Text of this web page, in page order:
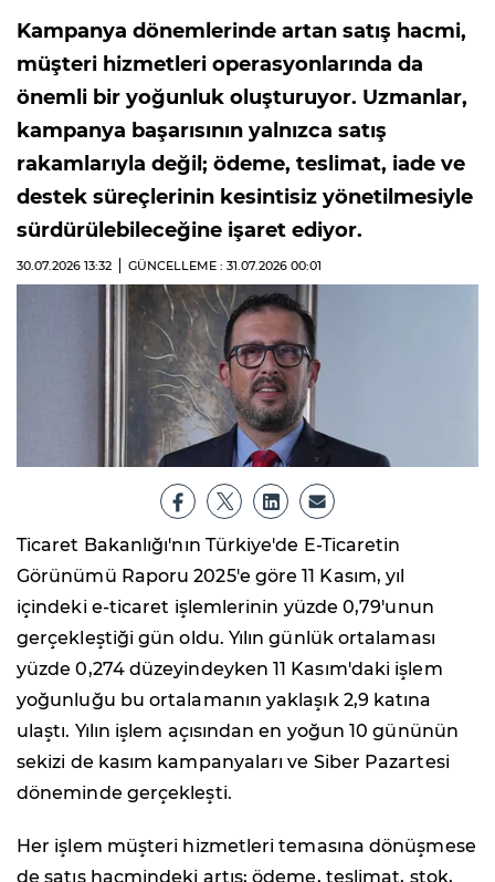
Kampanya dönemlerinde artan satış hacmi,
müşteri hizmetleri operasyonlarında da
önemli bir yoğunluk oluşturuyor. Uzmanlar,
kampanya başarısının yalnızca satış
rakamlarıyla değil; ödeme, teslimat, iade ve
destek süreçlerinin kesintisiz yönetilmesiyle
sürdürülebileceğine işaret ediyor.
30.07.2026 13:32 GÜNCELLEME : 31.07.2026 00:01
Ticaret Bakanlığı'nın Türkiye'de E-Ticaretin
Görünümü Raporu 2025'e göre 11 Kasım, yıl
içindeki e-ticaret işlemlerinin yüzde 0,79'unun
gerçekleştiği gün oldu. Yılın günlük ortalaması
yüzde 0,274 düzeyindeyken 11 Kasım'daki işlem
yoğunluğu bu ortalamanın yaklaşık 2,9 katına
ulaştı. Yılın işlem açısından en yoğun 10 gününün
sekizi de kasım kampanyaları ve Siber Pazartesi
döneminde gerçekleşti.
Her işlem müşteri hizmetleri temasına dönüşmese
de satış hacmindeki artış; ödeme, teslimat, stok,